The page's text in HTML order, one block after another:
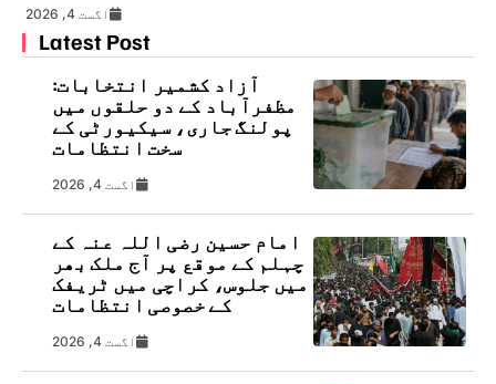
اگست 4, 2026
Latest Post
آزاد کشمیر انتخابات:
مظفرآباد کے دو حلقوں میں
پولنگ جاری، سیکیورٹی کے
سخت انتظامات
اگست 4, 2026
امام حسین رضی اللہ عنہ کے
چہلم کے موقع پر آج ملک بھر
میں جلوس، کراچی میں ٹریفک
کے خصوصی انتظامات
اگست 4, 2026